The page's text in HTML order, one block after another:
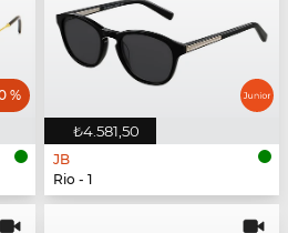
%
₺4.581,50
JB
Rio - 1